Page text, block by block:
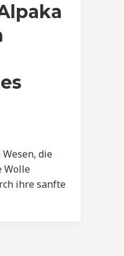
die
Wolle
ihre sanfte